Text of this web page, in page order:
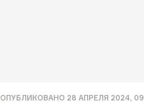
ОПУБЛИКОВАНО 28 АПРЕЛЯ 2024,